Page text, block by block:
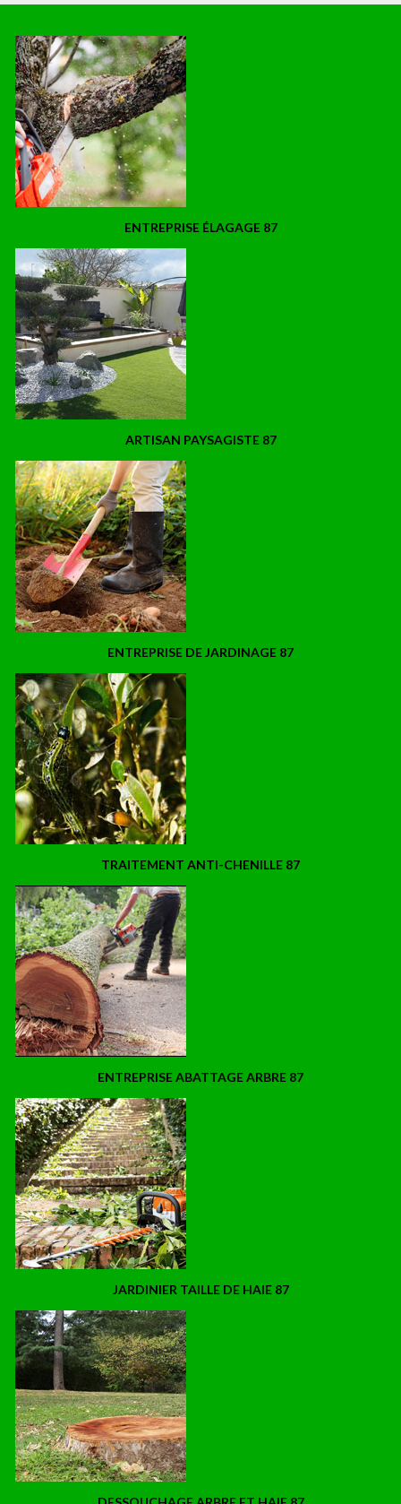
ENTREPRISE ÉLAGAGE 87
ARTISAN PAYSAGISTE 87
ENTREPRISE DE JARDINAGE 87
TRAITEMENT ANTI-CHENILLE 87
ENTREPRISE ABATTAGE ARBRE 87
JARDINIER TAILLE DE HAIE 87